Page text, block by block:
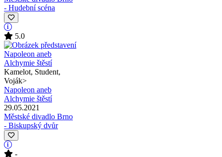
- Hudební scéna
5.0
Kamelot, Student,
Voják>
Napoleon aneb
Alchymie štěstí
29.05.2021
Městské divadlo Brno
- Biskupský dvůr
-